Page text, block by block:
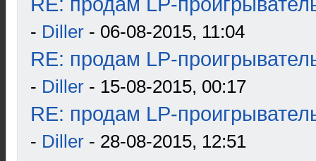
- Diller - 06-08-2015, 11:04
RE: продам LP-
- Diller - 15-08-2015, 00:17
RE: продам LP-
- Diller - 28-08-2015, 12:51